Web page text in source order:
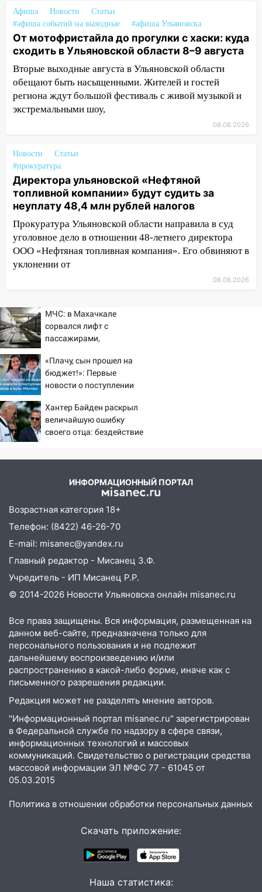
18:11
Ульяновская область стала
пилотным регионом проекта
«Культурное долголетие»
17:23 Прогноз погоды в Ульяновской
области на 8 августа
17:16 В реанимацию Ульяновской
областной больницы поступили шесть
новых аппаратов ИВЛ
ремонтируют дороги, ставят остановки
и проводят новое освещение
16:35 В Ульяновске установили ещё
девять бункеров для крупногабаритного
мусора
16:26
В Ульяновске бесплатно покажут
матч «Волги» под открытым небом
16:12 В Ульяновском госуниверситете
разработают отечественный прибор для
15:47
Ульяновцы могут вернуть деньги
за абонементы закрывшегося фитнес-
клуба «Рекорд-Fitness»
15:34
После вмешательства
прокуратуры в селах Ульяновской
области привели в порядок детские
площадки
15:27
Прокуратура проверяет
капремонт школы в селе Кивать
15:08 В Кузоватово после прокурорской
пешеходных переходах
14:40
На проспекте Гая в Ульяновске
запретили остановку автомобилей на
50-метровом участке
14:22 В Новом городе 8 августа пройдет
большой фестиваль «Наше время» с
мотофристайлом и концертом
«Мураками»
погоды в Ульяновской области на
выходные 8-9 августа
13:30 В Ульяновске транспортные
полицейские проведут акцию «Час
пассажира»
13:20
В Ульяновске за один день
обокрали женщину на пляже и
подростка в сквере
13:01 В Димитровграде мужчина
выбросил из машины страйкбольную
гранату: его задержали
12:34
На Ульяновскую область
и шквал до 27 м/с
Ульяновец хотел купить иномарку
из Европы и потерял 760 тысяч рублей
В Чердаклинском районе
Афиша Новости
Статьи
#афиша событий на выходные
#афиша Ульяновска
От мотофристайла до прогулки с хаски: куда
сходить в Ульяновской области 8–9 августа
Вторые выходные августа в Ульяновской области
обещают быть насыщенными. Жителей и гостей
региона ждут большой фестиваль с живой музыкой и
экстремальными шоу,
08.08.2026
Новости
Статьи
#прокуратура
Директора ульяновской «Нефтяной
топливной компании» будут судить за
неуплату 48,4 млн рублей налогов
Прокуратура Ульяновской области направила в суд
уголовное дело в отношении 48-летнего директора
ООО «Нефтяная топливная компания». Его обвиняют в
уклонении от
08.08.2026
МЧС: в Махачкале
сорвался лифт с
пассажирами,
человека
«Плачу, сын прошел на
бюджет!»: Первые
новости о поступлении
Москвы
Хантер Байден раскрыл
величайшую ошибку
своего отца: бездействие
ИНФОРМАЦИОННЫЙ ПОРТАЛ
Возрастная категория 18+
Телефон: (8422) 46-26-70
E-mail: misanec@yandex.ru
Главный редактор - Мисанец З.Ф.
Учредитель - ИП Мисанец Р.Р.
© 2014-2026 Новости Ульяновска онлайн misanec.ru
Все права защищены. Вся информация, размещенная на
данном веб-сайте, предназначена только для
персонального пользования и не подлежит
дальнейшему воспроизведению и/или
распространению в какой-либо форме, иначе как с
письменного разрешения редакции.
Редакция может не разделять мнение авторов.
"Информационный портал misanec.ru" зарегистрирован
в Федеральной службе по надзору в сфере связи,
информационных технологий и массовых
коммуникаций. Свидетельство о регистрации средства
массовой информации ЭЛ №ФС 77 - 61045 от
05.03.2015
Политика в отношении обработки персональных данных
Скачать приложение:
Наша статистика: